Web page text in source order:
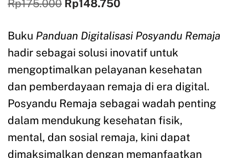
Rp175.000 Rp148.750
Buku Panduan Digitalisasi Posyandu Remaja
hadir sebagai solusi inovatif untuk
mengoptimalkan pelayanan kesehatan
dan pemberdayaan remaja di era digital.
Posyandu Remaja sebagai wadah penting
dalam mendukung kesehatan fisik,
mental, dan sosial remaja, kini dapat
dimaksimalkan dengan memanfaatkan